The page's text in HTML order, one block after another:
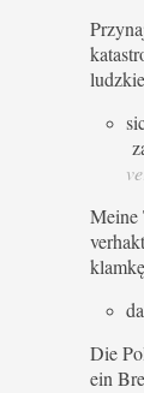
Meine
Die
ein